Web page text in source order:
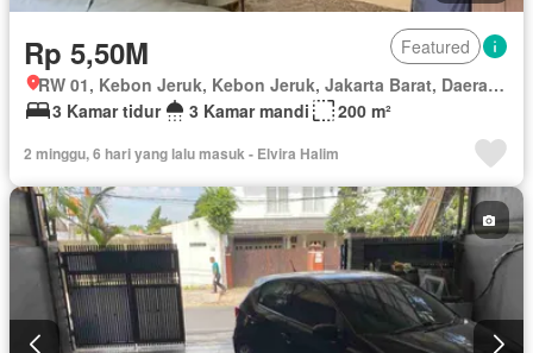
Rp 5,50M
Featured
RW 01, Kebon Jeruk, Kebon Jeruk, Jakarta Barat, Daerah Khusus Ibukota Jakarta
3 Kamar tidur
3 Kamar mandi 200 m²
2 minggu, 6 hari yang lalu masuk - Elvira Halim